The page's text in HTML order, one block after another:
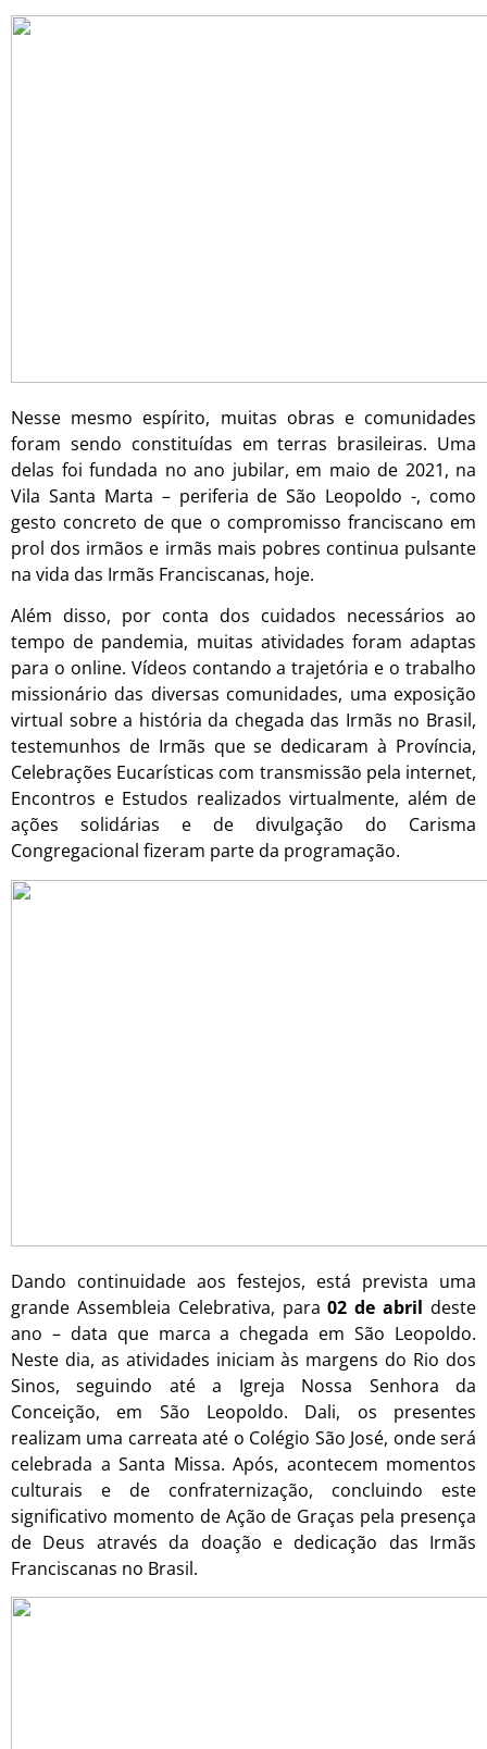
Nesse mesmo espírito, muitas obras e comunidades
foram sendo constituídas em terras brasileiras. Uma
delas foi fundada no ano jubilar, em maio de 2021, na
Vila Santa Marta – periferia de São Leopoldo -, como
gesto concreto de que o compromisso franciscano em
prol dos irmãos e irmãs mais pobres continua pulsante
na vida das Irmãs Franciscanas, hoje.
Além disso, por conta dos cuidados necessários ao
tempo de pandemia, muitas atividades foram adaptas
para o online. Vídeos contando a trajetória e o trabalho
missionário das diversas comunidades, uma exposição
virtual sobre a história da chegada das Irmãs no Brasil,
testemunhos de Irmãs que se dedicaram à Província,
Celebrações Eucarísticas com transmissão pela internet,
Encontros e Estudos realizados virtualmente, além de
ações solidárias e de divulgação do Carisma
Congregacional fizeram parte da programação.
Dando continuidade aos festejos, está prevista uma
grande Assembleia Celebrativa, para 02 de abrildeste
ano – data que marca a chegada em São Leopoldo.
Neste dia, as atividades iniciam às margens do Rio dos
Sinos, seguindo até a Igreja Nossa Senhora da
Conceição, em São Leopoldo. Dali, os presentes
realizam uma carreata até o Colégio São José, onde será
celebrada a Santa Missa. Após, acontecem momentos
culturais e de confraternização, concluindo este
significativo momento de Ação de Graças pela presença
de Deus através da doação e dedicação das Irmãs
Franciscanas no Brasil.